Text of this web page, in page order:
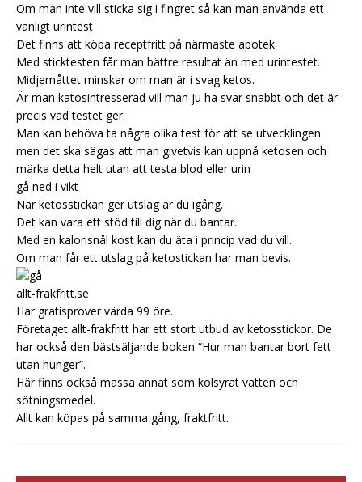
Om man inte vill sticka sig i fingret så kan man använda ett
vanligt urintest
Det finns att köpa receptfritt på närmaste apotek.
Med sticktesten får man bättre resultat än med urintestet.
Midjemåttet minskar om man är i svag ketos.
Är man katosintresserad vill man ju ha svar snabbt och det är
precis vad testet ger.
Man kan behöva ta några olika test för att se utvecklingen
men det ska sägas att man givetvis kan uppnå ketosen och
märka detta helt utan att testa blod eller urin
gå ned i vikt
När ketosstickan ger utslag är du igång.
Det kan vara ett stöd till dig när du bantar.
Med en kalorisnål kost kan du äta i princip vad du vill.
Om man får ett utslag på ketostickan har man bevis.
allt-frakfritt.se
Har gratisprover värda 99 öre.
Företaget allt-frakfritt har ett stort utbud av ketosstickor. De
har också den bästsäljande boken “Hur man bantar bort fett
utan hunger”.
Här finns också massa annat som kolsyrat vatten och
sötningsmedel.
Allt kan köpas på samma gång, fraktfritt.